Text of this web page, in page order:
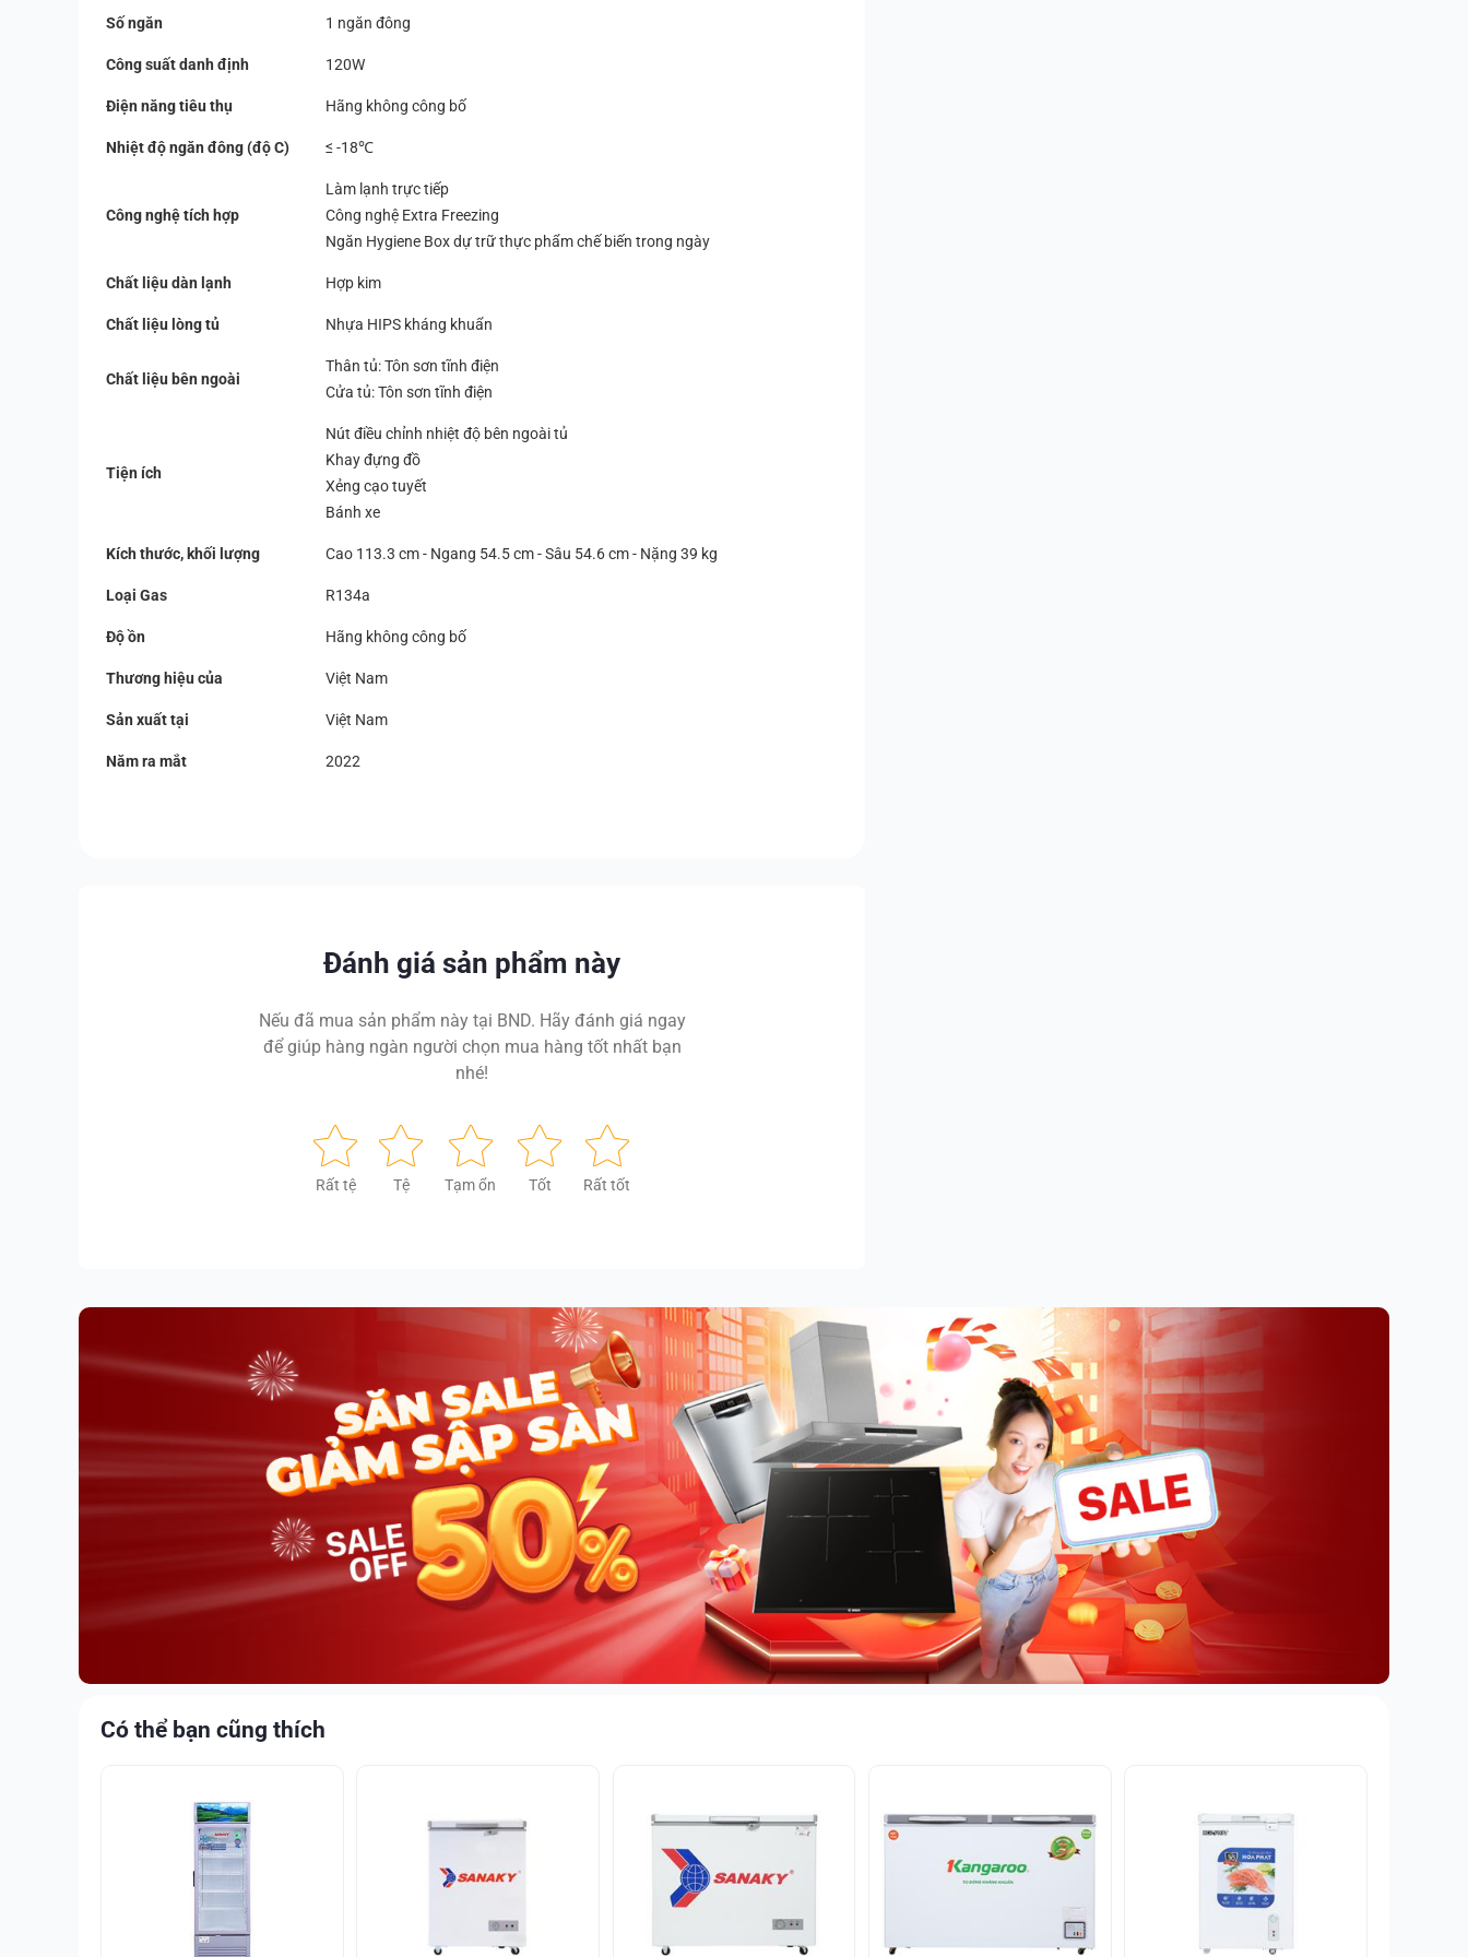
Số ngăn 1 ngăn đông
Công suất danh định 120W
Điện năng tiêu thụ Hãng không công bố
Nhiệt độ ngăn đông (độ C) ≤ -18℃
Công nghệ tích hợp
Làm lạnh trực tiếp
Công nghệ Extra Freezing
Ngăn Hygiene Box dự trữ thực phẩm chế biến trong ngày
Chất liệu dàn lạnh Hợp kim
Chất liệu lòng tủ Nhựa HIPS kháng khuẩn
Chất liệu bên ngoài
Thân tủ: Tôn sơn tĩnh điện
Cửa tủ: Tôn sơn tĩnh điện
Tiện ích
Nút điều chỉnh nhiệt độ bên ngoài tủ
Khay đựng đồ
Xẻng cạo tuyết
Bánh xe
Kích thước, khối lượng Cao 113.3 cm - Ngang 54.5 cm - Sâu 54.6 cm - Nặng 39 kg
Loại Gas R134a
Độ ồn Hãng không công bố
Thương hiệu của Việt Nam
Sản xuất tại Việt Nam
Năm ra mắt 2022
Đánh giá sản phẩm này
Nếu đã mua sản phẩm này tại BND. Hãy đánh giá ngay
để giúp hàng ngàn người chọn mua hàng tốt nhất bạn
nhé!
Rất tệ Tệ Tạm ổn Tốt Rất tốt
Có thể bạn cũng thích